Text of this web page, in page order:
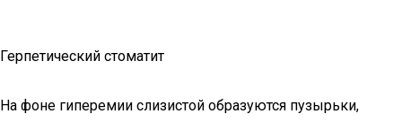
Герпетический стоматит
На фоне гиперемии слизистой образуются пузырьки,